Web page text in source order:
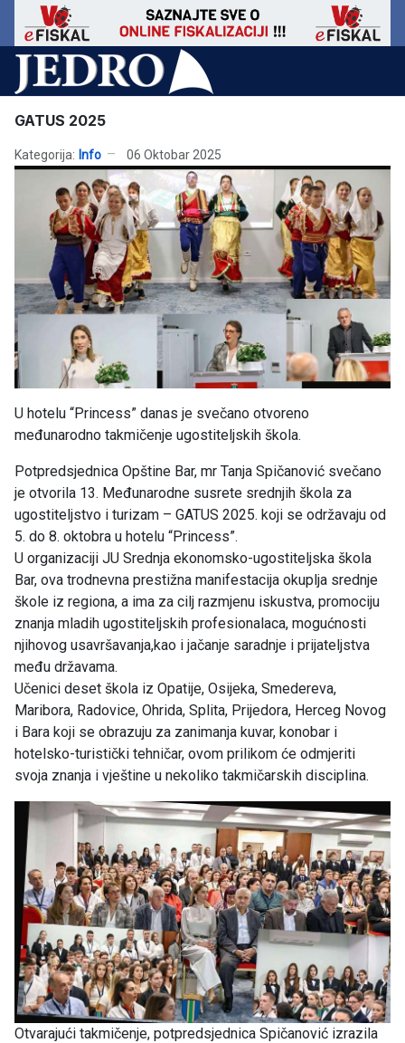
GATUS 2025
Kategorija: Info 06 Oktobar 2025
U hotelu “Princess” danas je svečano otvoreno
međunarodno takmičenje ugostiteljskih škola.
Potpredsjednica Opštine Bar, mr Tanja Spičanović svečano
je otvorila 13. Međunarodne susrete srednjih škola za
ugostiteljstvo i turizam – GATUS 2025. koji se održavaju od
5. do 8. oktobra u hotelu “Princess”.
U organizaciji JU Srednja ekonomsko-ugostiteljska škola
Bar, ova trodnevna prestižna manifestacija okuplja srednje
škole iz regiona, a ima za cilj razmjenu iskustva, promociju
znanja mladih ugostiteljskih profesionalaca, mogućnosti
njihovog usavršavanja,kao i jačanje saradnje i prijateljstva
među državama.
Učenici deset škola iz Opatije, Osijeka, Smedereva,
Maribora, Radovice, Ohrida, Splita, Prijedora, Herceg Novog
i Bara koji se obrazuju za zanimanja kuvar, konobar i
hotelsko-turistički tehničar, ovom prilikom će odmjeriti
svoja znanja i vještine u nekoliko takmičarskih disciplina.
Otvarajući takmičenje, potpredsjednica Spičanović izrazila